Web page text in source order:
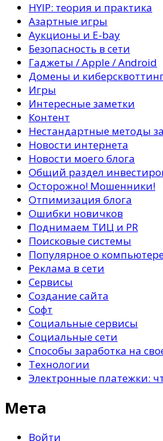
HYIP: теория и практика
Азартные игры
Аукционы и E-bay
Безопасность в сети
Гаджеты / Apple / Android
Домены и
Игры
Интересные заметки
Контент
Нестандартные методы
Новости интернета
Новости моего блога
Общий раздел
Осторожно! Мошенники!
Отпимизация блога
Ошибки новичков
Поднимаем ТИЦ и PR
Поисковые системы
Популярное о
Реклама в сети
Сервисы
Создание сайта
Софт
Социальные сервисы
Социальные сети
Способы заработка на
Технологии
Электронные платежки:
Мета
Войти